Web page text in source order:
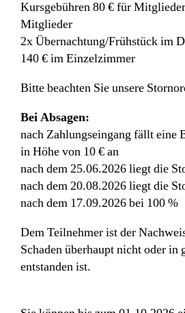
Kursgebühren 80 € für
Mitglieder
2x Übernachtung/Frühstück im
140 € im Einzelzimmer
Bitte beachten Sie unsere
Bei Absagen:
nach Zahlungseingang fällt eine
in Höhe von 10 € an
nach dem 25.06.2026 liegt die
nach dem 20.08.2026 liegt die
nach dem 17.09.2026 bei 100 %
Dem Teilnehmer ist der
Schaden überhaupt nicht oder in
entstanden ist.